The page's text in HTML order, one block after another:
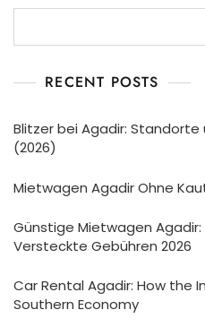
RECENT POSTS
Blitzer bei Agadir:
(2026)
Mietwagen Agadir Ohne
Günstige Mietwagen Agadir:
Versteckte Gebühren 2026
Car Rental Agadir: How the
Southern Economy